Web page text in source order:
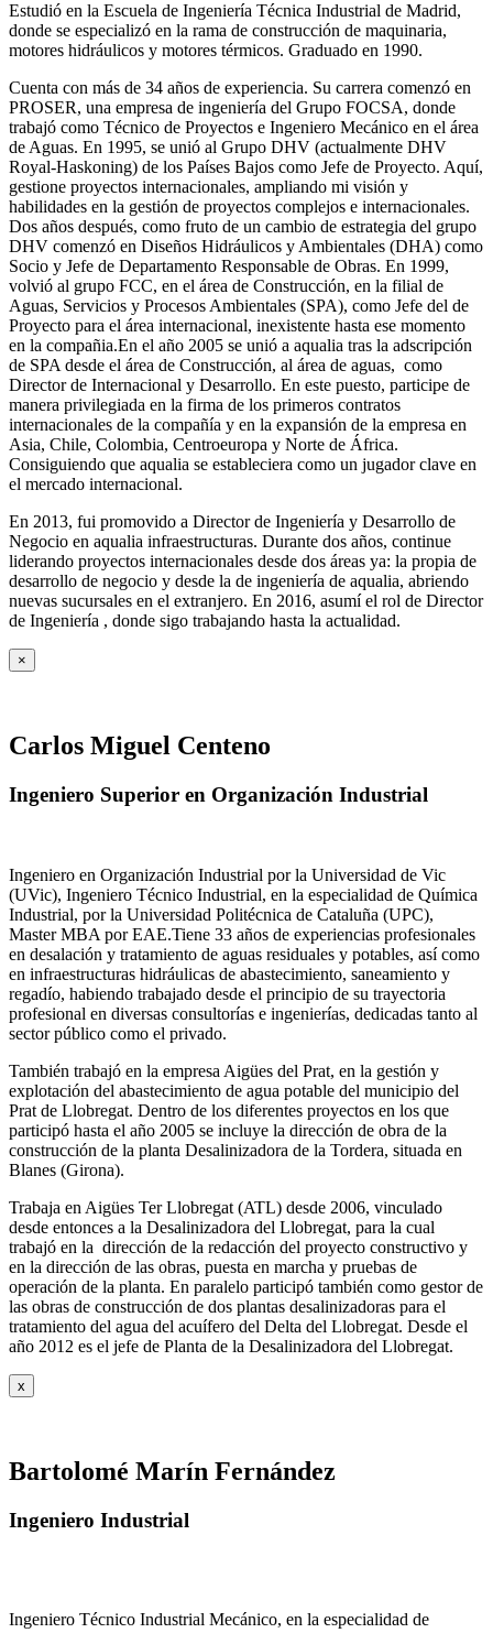
Estudió en la Escuela de Ingeniería Técnica Industrial de Madrid,
donde se especializó en la rama de construcción de maquinaria,
motores hidráulicos y motores térmicos. Graduado en 1990.
Cuenta con más de 34 años de experiencia. Su carrera comenzó en
PROSER, una empresa de ingeniería del Grupo FOCSA, donde
trabajó como Técnico de Proyectos e Ingeniero Mecánico en el área
de Aguas. En 1995, se unió al Grupo DHV (actualmente DHV
Royal-Haskoning) de los Países Bajos como Jefe de Proyecto. Aquí,
gestione proyectos internacionales, ampliando mi visión y
habilidades en la gestión de proyectos complejos e internacionales.
Dos años después, como fruto de un cambio de estrategia del grupo
DHV comenzó en Diseños Hidráulicos y Ambientales (DHA) como
Socio y Jefe de Departamento Responsable de Obras. En 1999,
volvió al grupo FCC, en el área de Construcción, en la filial de
Aguas, Servicios y Procesos Ambientales (SPA), como Jefe del de
Proyecto para el área internacional, inexistente hasta ese momento
en la compañia.En el año 2005 se unió a aqualia tras la adscripción
de SPA desde el área de Construcción, al área de aguas, como
Director de Internacional y Desarrollo. En este puesto, participe de
manera privilegiada en la firma de los primeros contratos
internacionales de la compañía y en la expansión de la empresa en
Asia, Chile, Colombia, Centroeuropa y Norte de África.
Consiguiendo que aqualia se estableciera como un jugador clave en
el mercado internacional.
En 2013, fui promovido a Director de Ingeniería y Desarrollo de
Negocio en aqualia infraestructuras. Durante dos años, continue
liderando proyectos internacionales desde dos áreas ya: la propia de
desarrollo de negocio y desde la de ingeniería de aqualia, abriendo
nuevas sucursales en el extranjero. En 2016, asumí el rol de Director
de Ingeniería , donde sigo trabajando hasta la actualidad.
×
Carlos Miguel Centeno
Ingeniero Superior en Organización Industrial
Ingeniero en Organización Industrial por la Universidad de Vic
(UVic), Ingeniero Técnico Industrial, en la especialidad de Química
Industrial, por la Universidad Politécnica de Cataluña (UPC),
Master MBA por EAE.Tiene 33 años de experiencias profesionales
en desalación y tratamiento de aguas residuales y potables, así como
en infraestructuras hidráulicas de abastecimiento, saneamiento y
regadío, habiendo trabajado desde el principio de su trayectoria
profesional en diversas consultorías e ingenierías, dedicadas tanto al
sector público como el privado.
También trabajó en la empresa Aigües del Prat, en la gestión y
explotación del abastecimiento de agua potable del municipio del
Prat de Llobregat. Dentro de los diferentes proyectos en los que
participó hasta el año 2005 se incluye la dirección de obra de la
construcción de la planta Desalinizadora de la Tordera, situada en
Blanes (Girona).
Trabaja en Aigües Ter Llobregat (ATL) desde 2006, vinculado
desde entonces a la Desalinizadora del Llobregat, para la cual
trabajó en la dirección de la redacción del proyecto constructivo y
en la dirección de las obras, puesta en marcha y pruebas de
operación de la planta. En paralelo participó también como gestor de
las obras de construcción de dos plantas desalinizadoras para el
tratamiento del agua del acuífero del Delta del Llobregat. Desde el
año 2012 es el jefe de Planta de la Desalinizadora del Llobregat.
x
Bartolomé Marín Fernández
Ingeniero Industrial
Ingeniero Técnico Industrial Mecánico, en la especialidad de